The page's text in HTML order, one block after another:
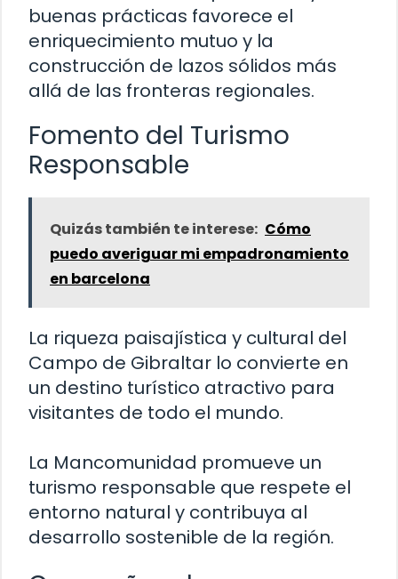
buenas prácticas favorece el
enriquecimiento mutuo y la
construcción de lazos sólidos más
allá de las fronteras regionales.
Fomento del Turismo
Responsable
Quizás también te interese: Cómo
puedo averiguar mi empadronamiento
en barcelona
La riqueza paisajística y cultural del
Campo de Gibraltar lo convierte en
un destino turístico atractivo para
visitantes de todo el mundo.
La Mancomunidad promueve un
turismo responsable que respete el
entorno natural y contribuya al
desarrollo sostenible de la región.